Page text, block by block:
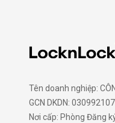
Tên doanh nghiệp:
GCN DKDN:
Nơi cấp: Phòng Đăng